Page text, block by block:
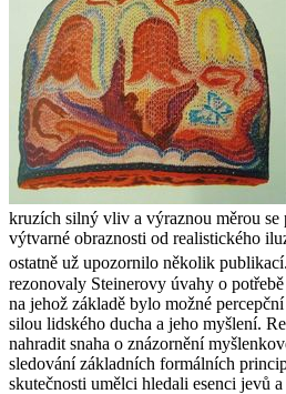
kruzích silný vliv a výraznou měrou se
výtvarné obraznosti od realistického
ostatně už upozornilo několik publikací.
rezonovaly Steinerovy úvahy o
na jehož základě bylo možné
silou lidského ducha a jeho myšlení.
nahradit snaha o znázornění
sledování základních formálních
skutečnosti umělci hledali esenci jevů